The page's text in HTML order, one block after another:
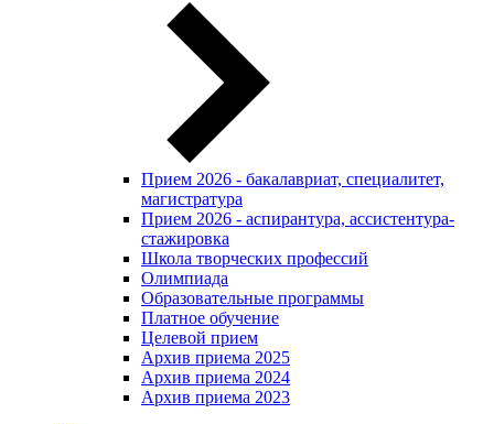
Прием 2026 - бакалавриат, специалитет,
магистратура
Прием 2026 - аспирантура, ассистентура-
стажировка
Школа творческих профессий
Олимпиада
Образовательные программы
Платное обучение
Целевой прием
Архив приема 2025
Архив приема 2024
Архив приема 2023